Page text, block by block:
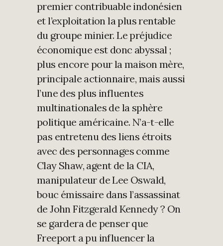
premier contribuable indonésien
et l’exploitation la plus rentable
du groupe minier. Le préjudice
économique est donc abyssal ;
plus encore pour la maison mère,
principale actionnaire, mais aussi
l’une des plus influentes
multinationales de la sphère
politique américaine. N’a-t-elle
pas entretenu des liens étroits
avec des personnages comme
Clay Shaw, agent de la CIA,
manipulateur de Lee Oswald,
bouc émissaire dans l’assassinat
de John Fitzgerald Kennedy ? On
se gardera de penser que
Freeport a pu influencer la